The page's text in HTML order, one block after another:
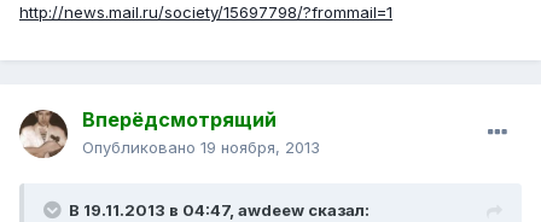
http://news.mail.ru/society/15697798/?frommail=1
Вперёдсмотрящий
Опубликовано 19 ноября, 2013
В 19.11.2013 в 04:47, awdeew сказал: